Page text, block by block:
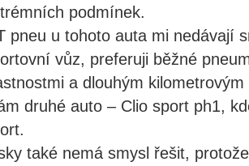
podmínek.
pneu u tohoto auta mi nedávají
vůz, preferuji běžné
a dlouhým
druhé auto – Clio sport ph1,
také nemá smysl řešit,